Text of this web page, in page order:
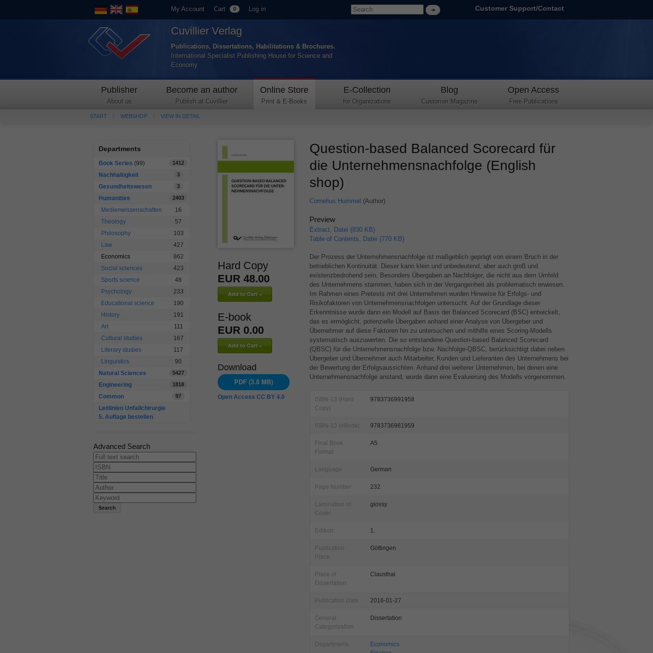
My Account Cart 0 Log in Customer Support/Contact
Cuvillier Verlag
Publications, Dissertations, Habilitations & Brochures.
International Specialist Publishing House for Science and
Economy
Publisher
About us
Become an author
Publish at Cuvillier
Online Store
Print & E-Books
E-Collection
for Organizations
Blog
Customer Magazine
Open Access
Free Publications
START WEBSHOP VIEW IN DETAIL
Departments
Book Series (99) 1412
Nachhaltigkeit 3
Gesundheitswesen 3
Humanities 2403
Medienwissenschaften
16
Theology
57
Philosophy
103
Law
427
Economics
862
Social sciences
423
Sports science
48
Psychology
233
Educational science
190
History
191
Art
111
Cultural studies
167
Literary studies
117
Linguistics
90
Natural Sciences
5427
Engineering 1818
Common 97
Leitlinien Unfallchirurgie
5. Auflage bestellen
Advanced Search
Hard Copy
EUR 48.00
E-book
EUR 0.00
Download
PDF (3.8 MB)
Open Access CC BY 4.0
Question-based Balanced Scorecard für
die Unternehmensnachfolge (English
shop)
Cornelius Hummel (Author)
Preview
Extract, Datei (830 KB)
Table of Contents, Datei (770 KB)
Der Prozess der Unternehmensnachfolge ist maßgeblich geprägt von einem Bruch in der
betrieblichen Kontinuität. Dieser kann klein und unbedeutend, aber auch groß und
existenzbedrohend sein. Besonders Übergaben an Nachfolger, die nicht aus dem Umfeld
des Unternehmens stammen, haben sich in der Vergangenheit als problematisch erwiesen.
Im Rahmen eines Pretests mit drei Unternehmen wurden Hinweise für Erfolgs- und
Risikofaktoren von Unternehmensnachfolgen untersucht. Auf der Grundlage dieser
Erkenntnisse wurde dann ein Modell auf Basis der Balanced Scorecard (BSC) entwickelt,
das es ermöglicht, potenzielle Übergaben anhand einer Analyse von Übergeber und
Übernehmer auf diese Faktoren hin zu untersuchen und mithilfe eines Scoring-Modells
systematisch auszuwerten. Die so entstandene Question-based Balanced Scorecard
(QBSC) für die Unternehmensnachfolge bzw. Nachfolge-QBSC, berücksichtigt dabei neben
Übergeber und Übernehmer auch Mitarbeiter, Kunden und Lieferanten des Unternehmens bei
der Bewertung der Erfolgsaussichten. Anhand drei weiterer Unternehmen, bei denen eine
Unternehmensnachfolge anstand, wurde dann eine Evaluierung des Modells vorgenommen.
ISBN-13 (Hard
Copy)
9783736991958
ISBN-13 (eBook) 9783736981959
Final Book
Format
A5
Language German
Page Number 232
Lamination of
Cover
glossy
Edition 1.
Publication
Place
Göttingen
Place of
Dissertation
Clausthal
Publication Date 2016-01-27
General
Categorization
Dissertation
Departments
Economics